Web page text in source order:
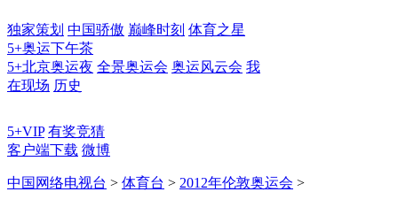
独家策划 中国骄傲 巅峰时刻 体育之星
5+奥运下午茶
5+北京奥运夜 全景奥运会 奥运风云会 我
在现场 历史
5+VIP 有奖竞猜
客户端下载 微博
中国网络电视台 > 体育台 > 2012年伦敦奥运会 >